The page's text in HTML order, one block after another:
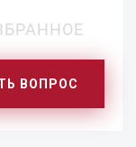
ВОПРОС